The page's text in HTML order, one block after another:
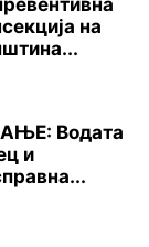
на
Водата
и